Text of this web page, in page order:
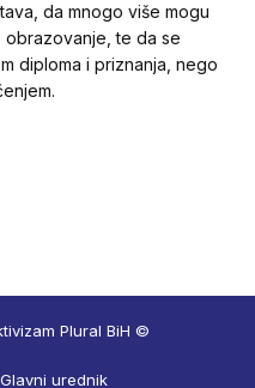
da mnogo više mogu
obrazovanje, te da se
diploma i priznanja, nego
Plural BiH ©
Glavni urednik